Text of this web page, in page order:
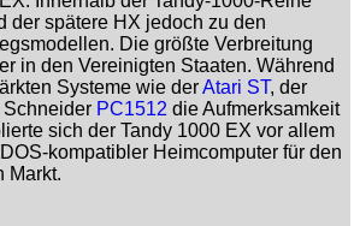
der spätere HX jedoch zu den
Die größte Verbreitung
in den Vereinigten Staaten. Während
Systeme wie derAtari ST, der
PC1512 die Aufmerksamkeit
sich der Tandy 1000 EX vor allem
kompatibler Heimcomputer für den
Markt.